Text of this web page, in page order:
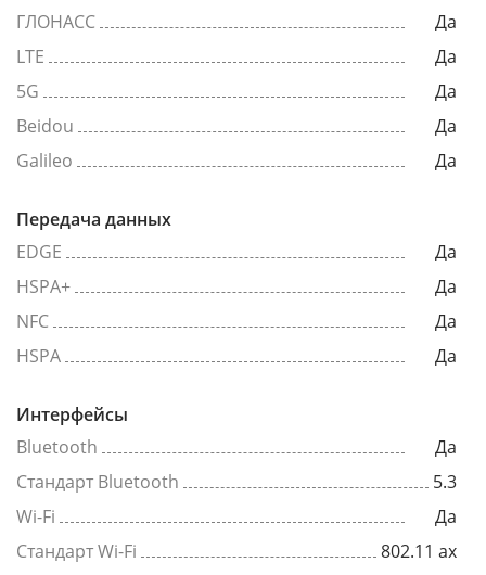
ГЛОНАСС
Да
LTE
Да
5G
Да
Beidou
Да
Galileo
Да
Передача данных
EDGE
Да
HSPA+
Да
NFC
Да
HSPA
Да
Интерфейсы
Bluetooth
Да
Стандарт Bluetooth
5.3
Wi-Fi
Да
Стандарт Wi-Fi
802.11 ax